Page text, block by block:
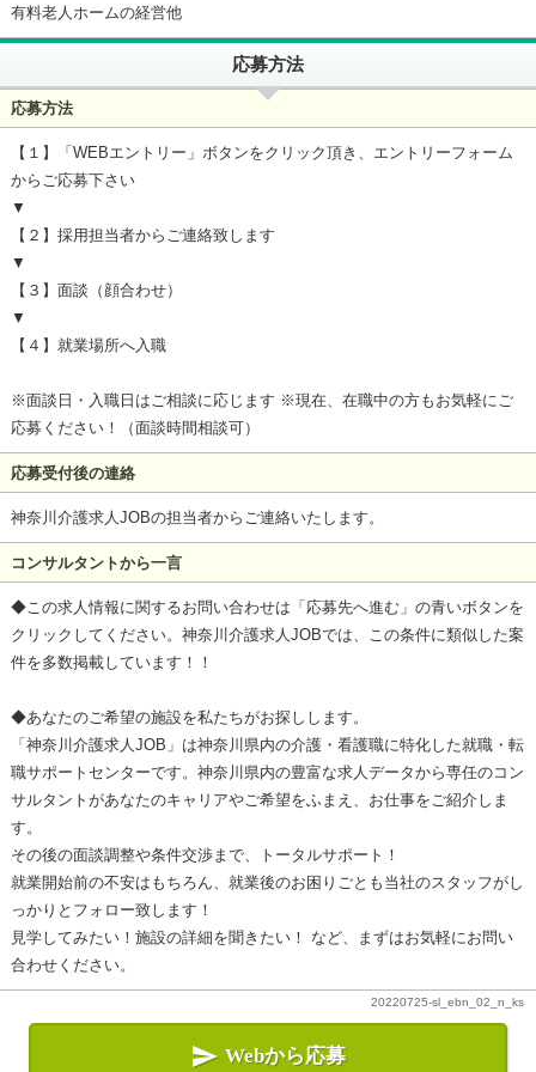
有料老人ホームの経営他
応募方法
応募方法
【１】「WEBエントリー」ボタンをクリック頂き、エントリーフォーム
からご応募下さい
▼
【２】採用担当者からご連絡致します
▼
【３】面談（顔合わせ）
▼
【４】就業場所へ入職
※面談日・入職日はご相談に応じます ※現在、在職中の方もお気軽にご
応募ください！（面談時間相談可）
応募受付後の連絡
神奈川介護求人JOBの担当者からご連絡いたします。
コンサルタントから一言
◆この求人情報に関するお問い合わせは「応募先へ進む」の青いボタンを
クリックしてください。神奈川介護求人JOBでは、この条件に類似した案
件を多数掲載しています！！
◆あなたのご希望の施設を私たちがお探しします。
「神奈川介護求人JOB」は神奈川県内の介護・看護職に特化した就職・転
職サポートセンターです。神奈川県内の豊富な求人データから専任のコン
サルタントがあなたのキャリアやご希望をふまえ、お仕事をご紹介しま
す。
その後の面談調整や条件交渉まで、トータルサポート！
就業開始前の不安はもちろん、就業後のお困りごとも当社のスタッフがし
っかりとフォロー致します！
見学してみたい！施設の詳細を聞きたい！ など、まずはお気軽にお問い
合わせください。
20220725-sl_ebn_02_n_ks
 Webから応募